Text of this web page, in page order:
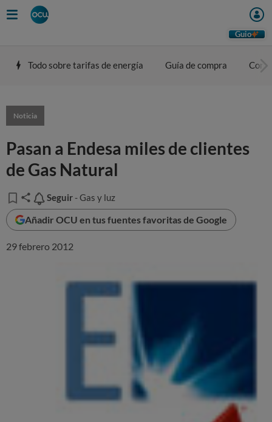
Guio
Todo sobre tarifas de energía Guía de compra
Noticia
Pasan a Endesa miles de clientes
de Gas Natural
Seguir
Seguir - Gas y luz
Añadir OCU en tus fuentes favoritas de Google
29 febrero 2012